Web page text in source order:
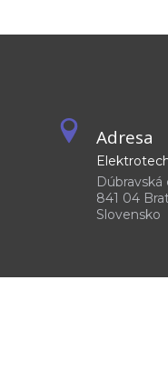
Adresa
Dúbravská
841 04
Slovensko